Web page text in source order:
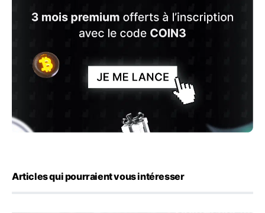
Articles qui pourraient vous intéresser